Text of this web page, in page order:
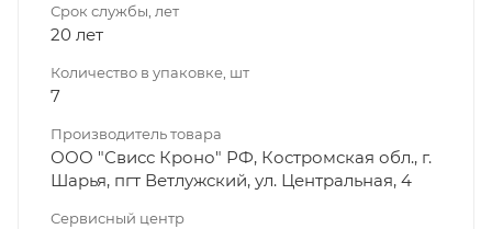
Срок службы, лет
20 лет
Количество в упаковке, шт
7
Производитель товара
ООО "Свисс Кроно" РФ, Костромская обл., г.
Шарья, пгт Ветлужский, ул. Центральная, 4
Сервисный центр